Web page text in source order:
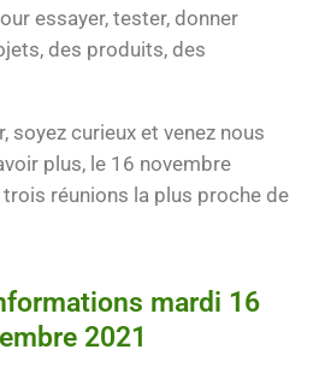
essayer, tester, donner
des produits, des
soyez curieux et venez nous
plus, le 16 novembre
réunions la plus proche de
mardi 16
2021